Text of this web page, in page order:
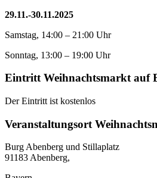
29.11.-30.11.2025
Samstag, 14:00 – 21:00 Uhr
Sonntag, 13:00 – 19:00 Uhr
Eintritt Weihnachtsmarkt auf
Der Eintritt ist kostenlos
Veranstaltungsort
Burg Abenberg und Stillaplatz
91183 Abenberg,